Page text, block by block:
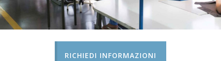
RICHIEDI INFORMAZIONI